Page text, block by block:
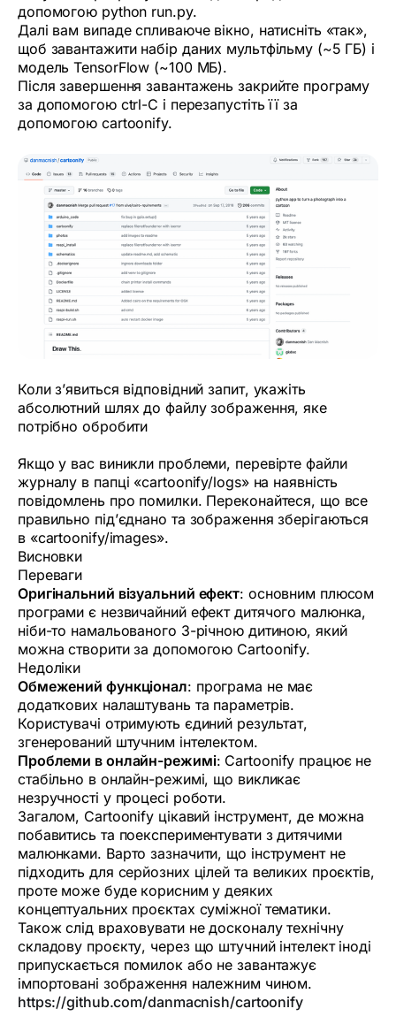
допомогою python run.py.
Далі вам випаде спливаюче вікно, натисніть «так»,
щоб завантажити набір даних мультфільму (~5 ГБ) і
модель TensorFlow (~100 МБ).
Після завершення завантажень закрийте програму
за допомогою ctrl-C і перезапустіть її за
допомогою cartoonify.
Коли з’явиться відповідний запит, укажіть
абсолютний шлях до файлу зображення, яке
потрібно обробити
Якщо у вас виникли проблеми, перевірте файли
журналу в папці «cartoonify/logs» на наявність
повідомлень про помилки. Переконайтеся, що все
правильно під’єднано та зображення зберігаються
в «cartoonify/images».
Висновки
Переваги
Оригінальний візуальний ефект: основним плюсом
програми є незвичайний ефект дитячого малюнка,
ніби-то намальованого 3-річною дитиною, який
можна створити за допомогою Cartoonify.
Недоліки
Обмежений функціонал: програма не має
додаткових налаштувань та параметрів.
Користувачі отримують єдиний результат,
згенерований штучним інтелектом.
Проблеми в онлайн-режимі: Cartoonify працює не
стабільно в онлайн-режимі, що викликає
незручності у процесі роботи.
Загалом, Cartoonify цікавий інструмент, де можна
побавитись та поекспериментувати з дитячими
малюнками. Варто зазначити, що інструмент не
підходить для серйозних цілей та великих проєктів,
проте може буде корисним у деяких
концептуальних проєктах суміжної тематики.
Також слід враховувати не досконалу технічну
складову проєкту, через що штучний інтелект іноді
припускається помилок або не завантажує
імпортовані зображення належним чином.
https://github.com/danmacnish/cartoonify